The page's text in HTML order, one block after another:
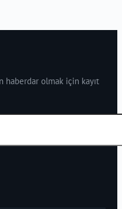
haberdar olmak için kayıt